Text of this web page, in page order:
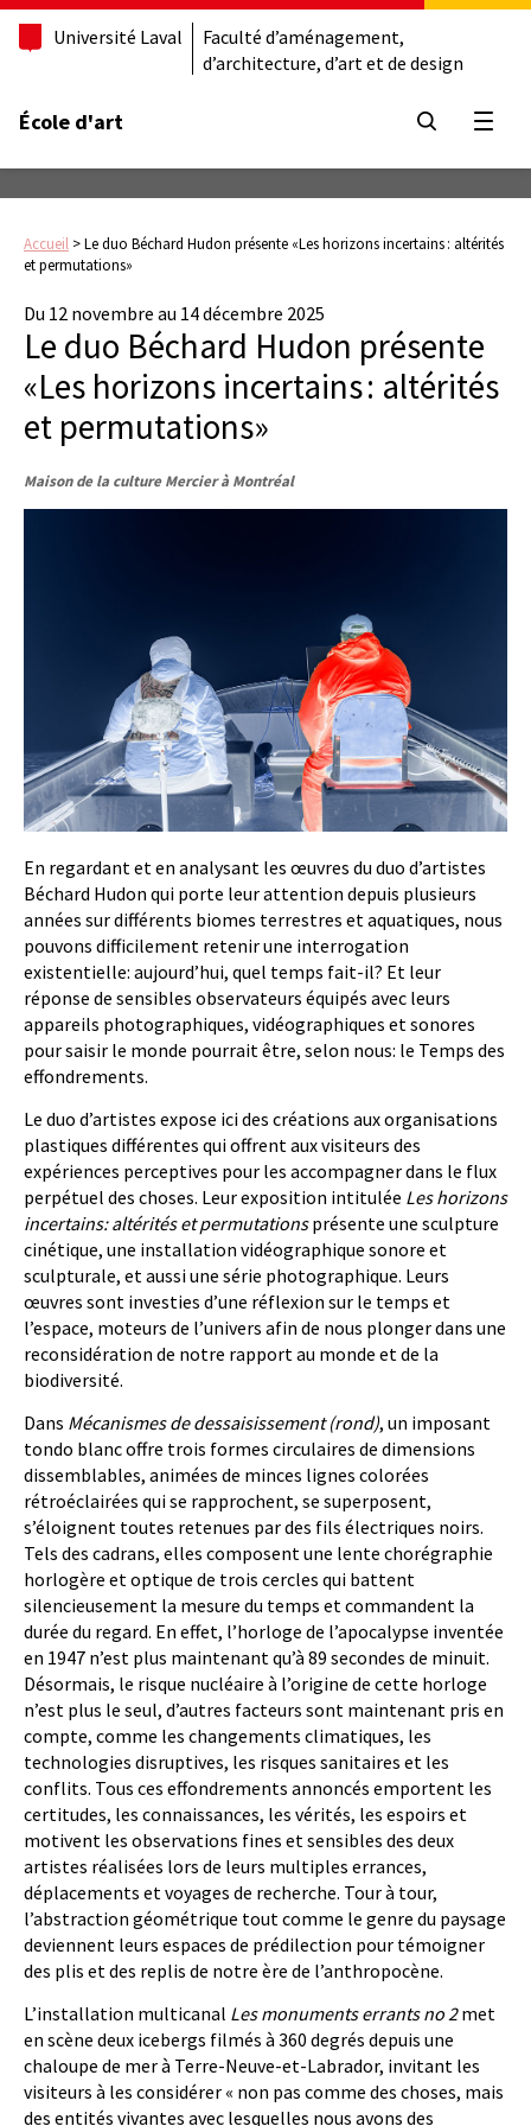
Université Laval
Faculté d’aménagement,
d’architecture, d’art et de design
École d'art
Accueil >Le duo Béchard Hudon présente «Les horizons incertains : altérités
et permutations»
Du 12 novembre au 14 décembre 2025
Le duo Béchard Hudon présente
«Les horizons incertains : altérités
et permutations»
Maison de la culture Mercier à Montréal
En regardant et en analysant les œuvres du duo d’artistes
Béchard Hudon qui porte leur attention depuis plusieurs
années sur différents biomes terrestres et aquatiques, nous
pouvons difficilement retenir une interrogation
existentielle: aujourd’hui, quel temps fait-il? Et leur
réponse de sensibles observateurs équipés avec leurs
appareils photographiques, vidéographiques et sonores
pour saisir le monde pourrait être, selon nous: le Temps des
effondrements.
Le duo d’artistes expose ici des créations aux organisations
plastiques différentes qui offrent aux visiteurs des
expériences perceptives pour les accompagner dans le flux
perpétuel des choses. Leur exposition intitulée Les horizons
incertains: altérités et permutationsprésente une sculpture
cinétique, une installation vidéographique sonore et
sculpturale, et aussi une série photographique. Leurs
œuvres sont investies d’une réflexion sur le temps et
l’espace, moteurs de l’univers afin de nous plonger dans une
reconsidération de notre rapport au monde et de la
biodiversité.
Dans Mécanismes de dessaisissement (rond), un imposant
tondo blanc offre trois formes circulaires de dimensions
dissemblables, animées de minces lignes colorées
rétroéclairées qui se rapprochent, se superposent,
s’éloignent toutes retenues par des fils électriques noirs.
Tels des cadrans, elles composent une lente chorégraphie
horlogère et optique de trois cercles qui battent
silencieusement la mesure du temps et commandent la
durée du regard. En effet, l’horloge de l’apocalypse inventée
en 1947 n’est plus maintenant qu’à 89 secondes de minuit.
Désormais, le risque nucléaire à l’origine de cette horloge
n’est plus le seul, d’autres facteurs sont maintenant pris en
compte, comme les changements climatiques, les
technologies disruptives, les risques sanitaires et les
conflits. Tous ces effondrements annoncés emportent les
certitudes, les connaissances, les vérités, les espoirs et
motivent les observations fines et sensibles des deux
artistes réalisées lors de leurs multiples errances,
déplacements et voyages de recherche. Tour à tour,
l’abstraction géométrique tout comme le genre du paysage
deviennent leurs espaces de prédilection pour témoigner
des plis et des replis de notre ère de l’anthropocène.
L’installation multicanal Les monuments errants no 2met
en scène deux icebergs filmés à 360 degrés depuis une
chaloupe de mer à Terre-Neuve-et-Labrador, invitant les
visiteurs à les considérer « non pas comme des choses, mais
des entités vivantes avec lesquelles nous avons des